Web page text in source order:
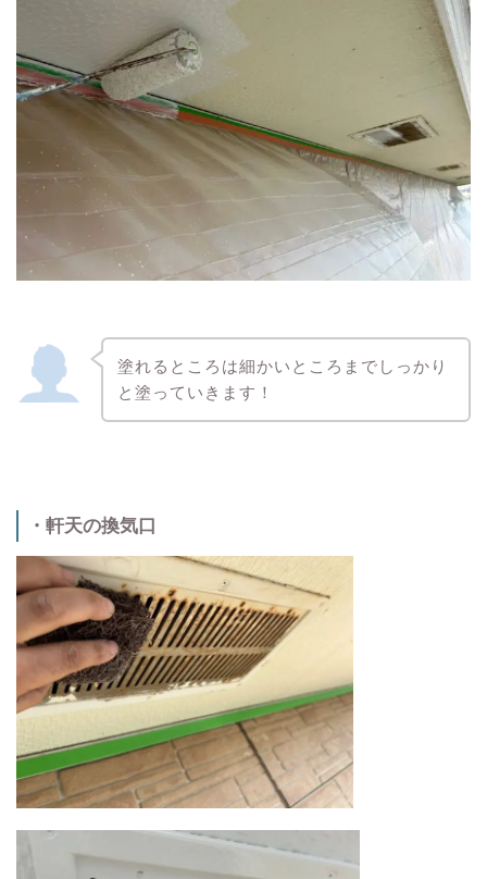
塗れるところは細かいところまでしっかり
と塗っていきます！
・軒天の換気口